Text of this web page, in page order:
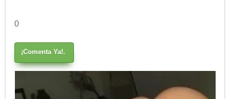
0
¡Comenta Ya!.